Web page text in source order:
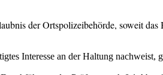
der Ortspolizeibehörde, soweit das
Interesse an der Haltung